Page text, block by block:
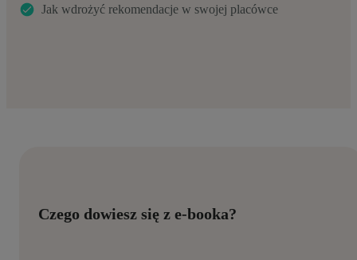
Jak wdrożyć rekomendacje w swojej placówce
Czego dowiesz się z e-booka?